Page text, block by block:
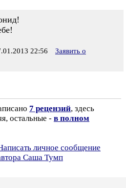
22:56
Заявить о
7 рецензий, здесь
остальные - в полном
личное сообщение
Саша Тумп